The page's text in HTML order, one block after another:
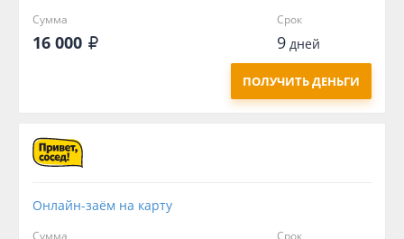
Сумма
16 000
Срок
9дней
ПОЛУЧИТЬ ДЕНЬГИ
Онлайн-заём на карту
Сумма Срок